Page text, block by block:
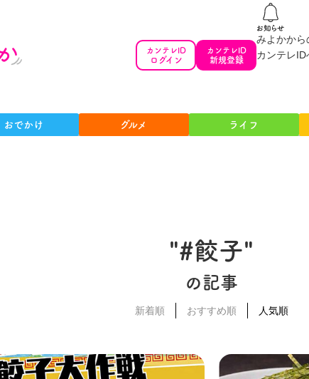
カンテレID
ログイン
カンテレID
新規登録
みよかから
カンテレID
おでかけ グルメ ライフ
"#餃子"
の記事
新着順 おすすめ順 人気順